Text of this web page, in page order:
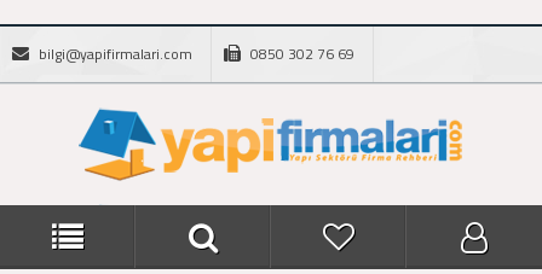
bilgi@yapifirmalari.com 0850 302 76 69